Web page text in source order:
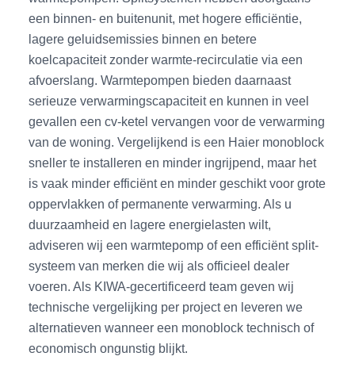
een binnen- en buitenunit, met hogere efficiëntie,
lagere geluidsemissies binnen en betere
koelcapaciteit zonder warmte-recirculatie via een
afvoerslang. Warmtepompen bieden daarnaast
serieuze verwarmingscapaciteit en kunnen in veel
gevallen een cv-ketel vervangen voor de verwarming
van de woning. Vergelijkend is een Haier monoblock
sneller te installeren en minder ingrijpend, maar het
is vaak minder efficiënt en minder geschikt voor grote
oppervlakken of permanente verwarming. Als u
duurzaamheid en lagere energielasten wilt,
adviseren wij een warmtepomp of een efficiënt split-
systeem van merken die wij als officieel dealer
voeren. Als KIWA-gecertificeerd team geven wij
technische vergelijking per project en leveren we
alternatieven wanneer een monoblock technisch of
economisch ongunstig blijkt.